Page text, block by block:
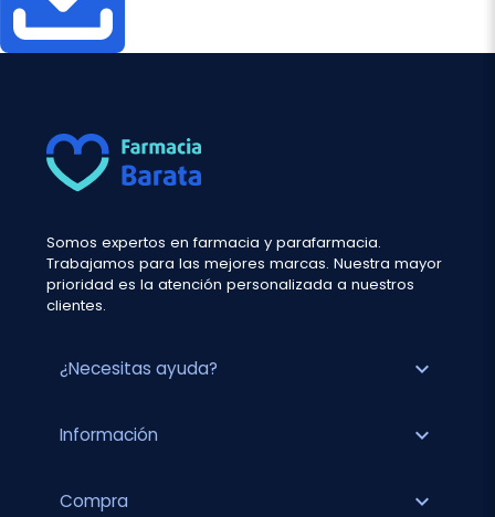
Somos expertos en farmacia y parafarmacia.
Trabajamos para las mejores marcas. Nuestra mayor
prioridad es la atención personalizada a nuestros
clientes.
¿Necesitas ayuda? expand_more
Información expand_more
Compra expand_more